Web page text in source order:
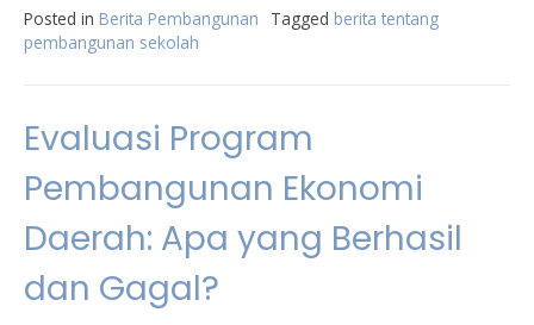
Posted in Berita Pembangunan Tagged berita tentang
pembangunan sekolah
Evaluasi Program
Pembangunan Ekonomi
Daerah: Apa yang Berhasil
dan Gagal?